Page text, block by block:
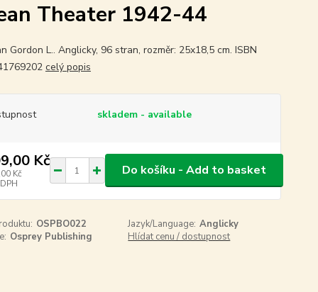
Theater 1942-44
Gordon L.. Anglicky, 96 stran, rozměr: 25x18,5 cm. ISBN
celý popis
skladem - available
Kč
Kč
Do košíku - Add to basket
OSPBO022 Jazyk/Language: Anglicky
Osprey Publishing Hlídat cenu / dostupnost